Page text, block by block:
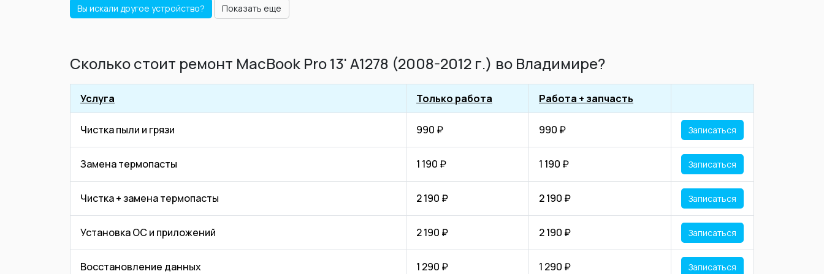
Вы искали другое устройство? Показать еще
Сколько стоит ремонт MacBook Pro 13' A1278 (2008-2012 г.) во Владимире?
Услуга Только работа Работа + запчасть
Чистка пыли и грязи 990 ₽ 990 ₽ Записаться
Замена термопасты 1 190 ₽ 1 190 ₽ Записаться
Чистка + замена термопасты 2 190 ₽ 2 190 ₽ Записаться
Установка ОС и приложений 2 190 ₽ 2 190 ₽ Записаться
Восстановление данных 1 290 ₽ 1 290 ₽ Записаться